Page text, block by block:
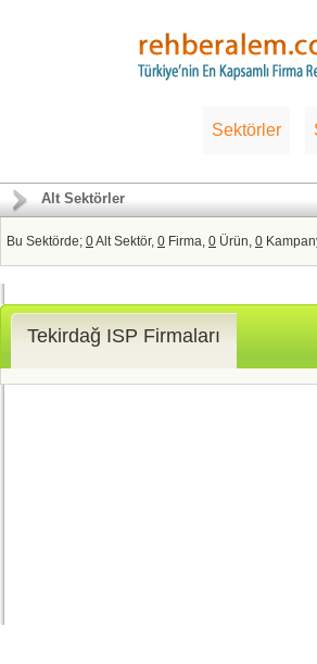
Sektörler
Alt Sektörler
Bu Sektörde; 0Alt Sektör, 0 Firma, 0 Ürün, 0
Tekirdağ ISP Firmaları